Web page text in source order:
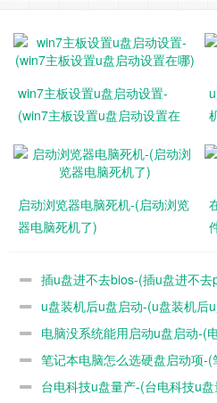
win7主板设置u盘启动设置-
(win7主板设置u盘启动设置在
启动浏览器电脑死机-(启动浏览
器电脑死机了)
插u盘进不去bios-(插u盘进不去
u盘装机后u盘启动-(u盘装机后
电脑没系统能用启动u盘启动-(
吗) 笔记本电脑怎么选硬盘启动项-
置) 台电科技u盘量产-(台电科技u